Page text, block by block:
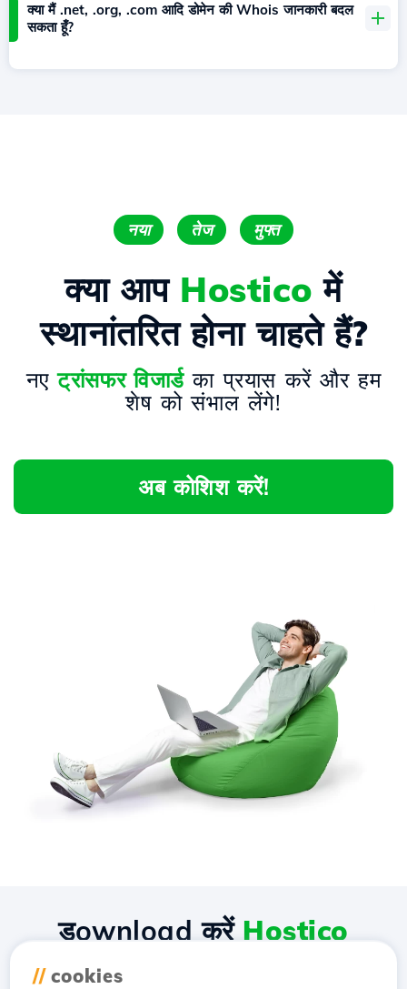
क्या मैं .net, .org, .com आदि डोमेन की Whois जानकारी बदल
सकता हूँ?
नया तेज मुफ्त
क्या आप Hostico में
स्थानांतरित होना चाहते हैं?
नएट्रांसफर विजार्डका प्रयास करें और हम
शेष को संभाल लेंगे!
अब कोशिश करें!
// cookies
डownload करें Hostico